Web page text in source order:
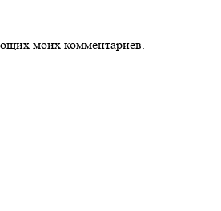
моих комментариев.